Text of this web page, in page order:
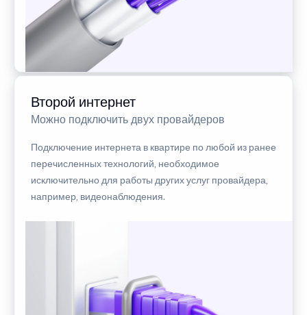
Второй интернет
Можно подключить двух провайдеров
Подключение интернета в квартире по любой из ранее
перечисленных технологий, необходимое
исключительно для работы других услуг провайдера,
например, видеонаблюдения.